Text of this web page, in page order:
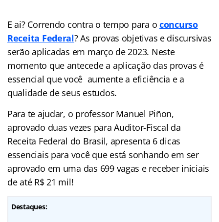
E ai? Correndo contra o tempo para oconcurso
Receita Federal? As provas objetivas e discursivas
serão aplicadas em março de 2023. Neste
momento que antecede a aplicação das provas é
essencial que você aumente a eficiência e a
qualidade de seus estudos.
Para te ajudar, o professor Manuel Piñon,
aprovado duas vezes para Auditor-Fiscal da
Receita Federal do Brasil, apresenta 6 dicas
essenciais para você que está sonhando em ser
aprovado em uma das 699 vagas e receber iniciais
de até R$ 21 mil!
Destaques: